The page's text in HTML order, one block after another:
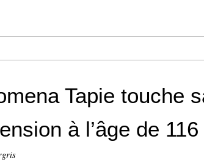
Tapie touche
à l’âge de